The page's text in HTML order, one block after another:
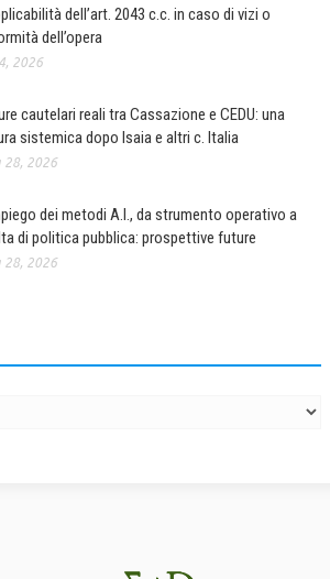
dell’art. 2043 c.c. in caso di vizi o
dell’opera
2026
cautelari reali tra Cassazione e CEDU: una
sistemica dopo Isaia e altri c. Italia
28, 2026
dei metodi A.I., da strumento operativo a
di politica pubblica: prospettive future
28, 2026